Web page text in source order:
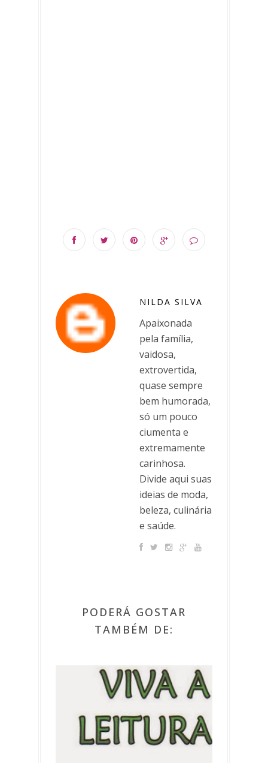
NILDA SILVA
Apaixonada
pela família,
vaidosa,
extrovertida,
quase sempre
bem humorada,
só um pouco
ciumenta e
extremamente
carinhosa.
Divide aqui suas
ideias de moda,
beleza, culinária
e saúde.
PODERÁ GOSTAR
TAMBÉM DE: